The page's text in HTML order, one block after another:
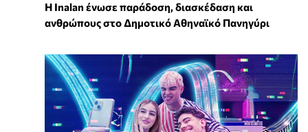
Η Inalan ένωσε παράδοση, διασκέδαση και
ανθρώπους στο Δημοτικό Αθηναϊκό Πανηγύρι